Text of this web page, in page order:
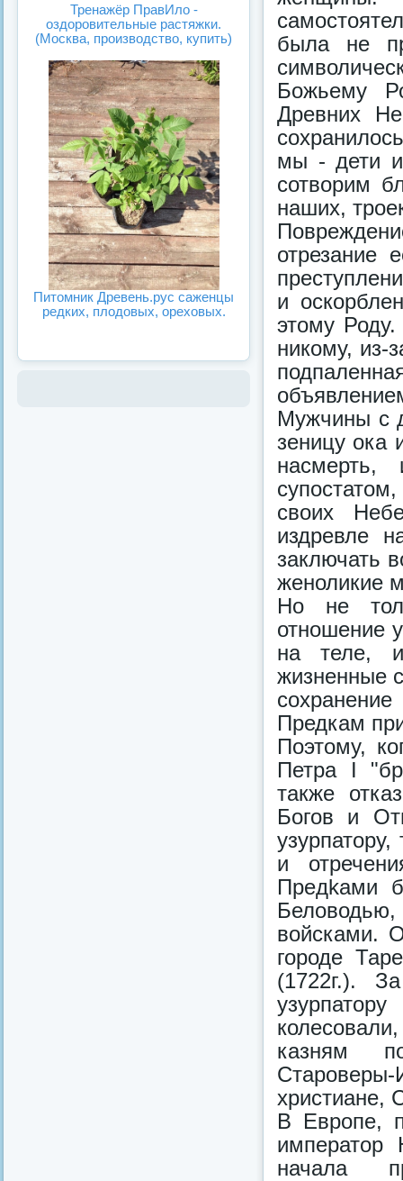
была не
Божьему
Древних
мы - дети
сотворим
наших,
отрезание
и
этому
никому, из-
Мужчины с
зеницу ока
своих
издревле
заключать
женоликие
Но не
отношение
на теле,
жизненные
Предкам
Поэтому,
Петра I
также
Богов и
и
Пpeдkaми
войсками.
городе
(1722г.).
казням
христиане,
В Европе,
император
начала
Тренажёр ПравИло -
оздоровительные растяжки.
(Москва, производство, купить)
Питомник Древень.рус саженцы
редких, плодовых, ореховых.